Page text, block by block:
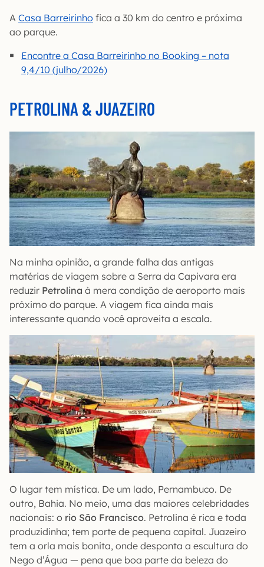
A Casa Barreirinho fica a 30 km do centro e próxima
ao parque.
Encontre a Casa Barreirinho no Booking – nota
9,4/10 (julho/2026)
PETROLINA & JUAZEIRO
Na minha opinião, a grande falha das antigas
matérias de viagem sobre a Serra da Capivara era
reduzir Petrolina à mera condição de aeroporto mais
próximo do parque. A viagem fica ainda mais
interessante quando você aproveita a escala.
O lugar tem mística. De um lado, Pernambuco. De
outro, Bahia. No meio, uma das maiores celebridades
nacionais: o rio São Francisco. Petrolina é rica e toda
produzidinha; tem porte de pequena capital. Juazeiro
tem a orla mais bonita, onde desponta a escultura do
Nego d’Água — pena que boa parte da beleza do